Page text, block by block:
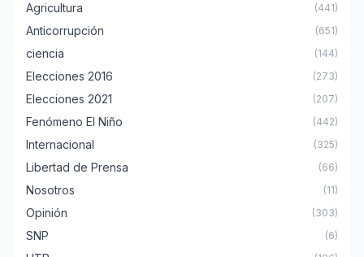
Agricultura (441)
Anticorrupción (651)
ciencia (144)
Elecciones 2016 (273)
Elecciones 2021 (207)
Fenómeno El Niño (442)
Internacional (325)
Libertad de Prensa (66)
Nosotros (11)
Opinión (303)
SNP (6)